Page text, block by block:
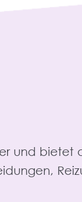
und bietet